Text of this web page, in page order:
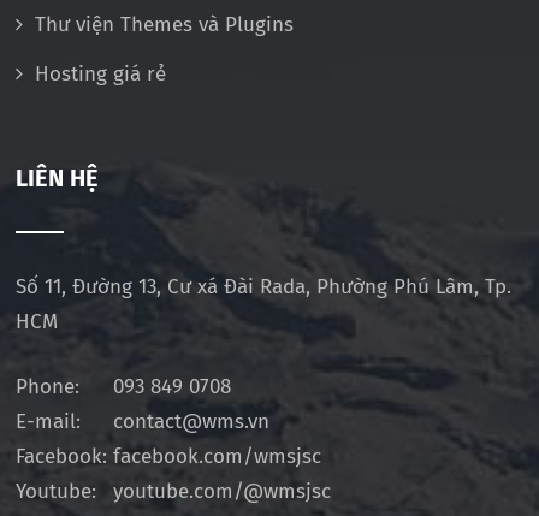
Thư viện Themes và Plugins
Hosting giá rẻ
LIÊN HỆ
Số 11, Đường 13, Cư xá Đài Rada, Phường Phú Lâm, Tp.
HCM
Phone:
093 849 0708
E-mail:
contact@wms.vn
Facebook: facebook.com/wmsjsc
Youtube:
youtube.com/@wmsjsc